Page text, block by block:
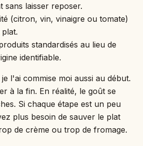
sans laisser reposer.
(citron, vin, vinaigre ou tomate)
standardisés au lieu de
identifiable.
l'ai commise moi aussi au début.
à la fin. En réalité, le goût se
Si chaque étape est un peu
plus besoin de sauver le plat
de crème ou trop de fromage.